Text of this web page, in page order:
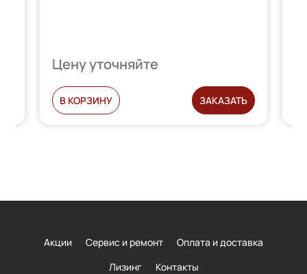
Цену уточняйте
В КОРЗИНУ ЗАКАЗАТЬ
Акции Сервис и ремонт
Оплата и доставка
Лизинг
Контакты